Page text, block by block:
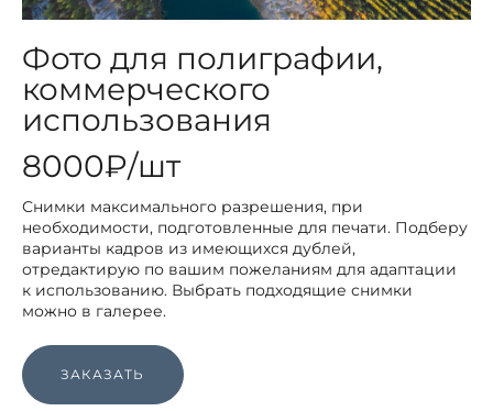
Фото для полиграфии,
коммерческого
использования
8000₽/шт
Снимки максимального разрешения, при
необходимости, подготовленные для печати. Подберу
варианты кадров из имеющихся дублей,
отредактирую по вашим пожеланиям для адаптации
к использованию. Выбрать подходящие снимки
можно в галерее.
ЗАКАЗАТЬ